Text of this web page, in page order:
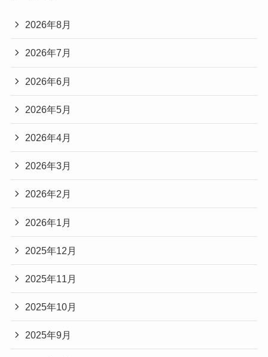
2026年8月
2026年7月
2026年6月
2026年5月
2026年4月
2026年3月
2026年2月
2026年1月
2025年12月
2025年11月
2025年10月
2025年9月